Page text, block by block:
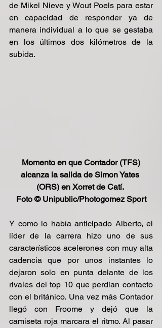
de Mikel Nieve y Wout Poels para estar
en capacidad de responder ya de
manera individual a lo que se gestaba
en los últimos dos kilómetros de la
subida.
Momento en que Contador (TFS)
alcanza la salida de Simon Yates
(ORS) en Xorret de Catí.
Foto © Unipublic/Photogomez Sport
Y como lo había anticipado Alberto, el
líder de la carrera hizo uno de sus
característicos acelerones con muy alta
cadencia que por unos instantes lo
dejaron solo en punta delante de los
rivales del top 10 que perdían contacto
con el británico. Una vez más Contador
llegó con Froome y dejó que la
camiseta roja marcara el ritmo. Al pasar